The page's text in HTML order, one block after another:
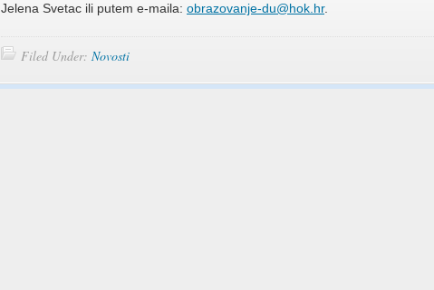
Jelena Svetac ili putem e-maila: obrazovanje-du@hok.hr.
Filed Under: Novosti